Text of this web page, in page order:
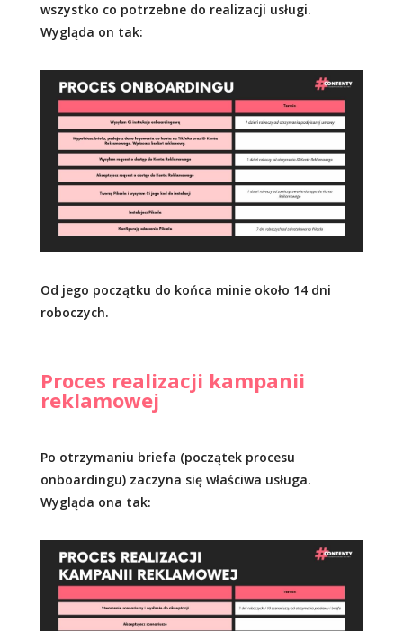
wszystko co potrzebne do realizacji usługi.
Wygląda on tak:
Od jego początku do końca minie około 14 dni
roboczych.
Proces realizacji kampanii
reklamowej
Po otrzymaniu briefa (początek procesu
onboardingu) zaczyna się właściwa usługa.
Wygląda ona tak: